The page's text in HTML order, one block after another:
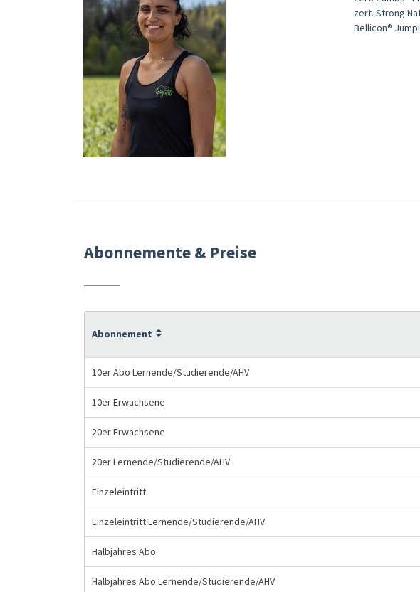
zert. Strong
Bellicon®
Abonnemente & Preise
Abonnement
10er Abo Lernende/Studierende/AHV
10er Erwachsene
20er Erwachsene
20er Lernende/Studierende/AHV
Einzeleintritt
Einzeleintritt Lernende/Studierende/AHV
Halbjahres Abo
Halbjahres Abo Lernende/Studierende/AHV